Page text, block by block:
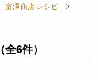
富澤商店 レシピ
全6件）